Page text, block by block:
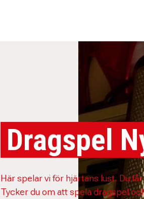
Dragspel
Här spelar vi för hjärtans lust. Du
Tycker du om att spela dragspel